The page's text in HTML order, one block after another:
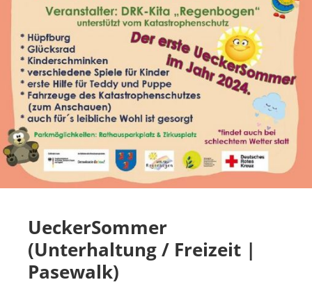
UeckerSommer
(Unterhaltung / Freizeit |
Pasewalk)